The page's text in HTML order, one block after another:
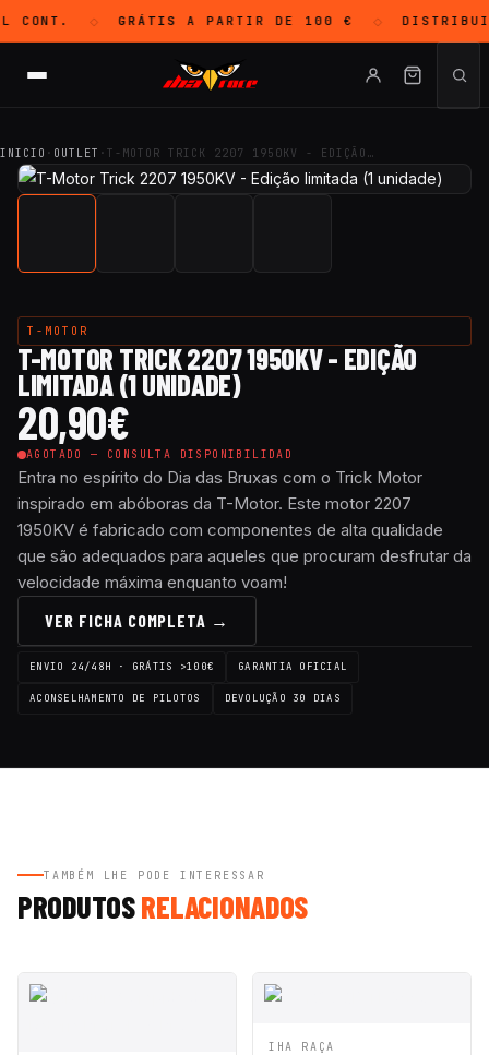
CONT. ◇ GRÁTISA PARTIR DE 100 € ◇
INICIO · OUTLET · T-MOTOR TRICK 2207 1950KV - EDIÇÃO…
T-MOTOR
T-MOTOR TRICK 2207 1950KV - EDIÇÃO
LIMITADA (1 UNIDADE)
20,90€
AGOTADO — CONSULTA DISPONIBILIDAD
Entra no espírito do Dia das Bruxas com o Trick Motor
inspirado em abóboras da T-Motor. Este motor 2207
1950KV é fabricado com componentes de alta qualidade
que são adequados para aqueles que procuram desfrutar da
velocidade máxima enquanto voam!
VER FICHA COMPLETA →
ENVIO 24/48H · GRÁTIS >100€ GARANTIA OFICIAL
ACONSELHAMENTO DE PILOTOS DEVOLUÇÃO 30 DIAS
TAMBÉM LHE PODE INTERESSAR
PRODUTOSRELACIONADOS
VISTA
IHA RAÇA